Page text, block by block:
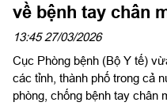
về bệnh tay chân
13:45 27/03/2026
Cục Phòng bệnh (Bộ Y tế)
các tỉnh, thành phố trong cả
phòng, chống bệnh tay chân